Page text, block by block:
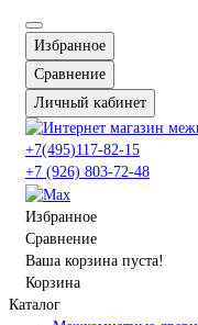
Избранное
Сравнение
Личный кабинет
+7(495)117-82-15
+7 (926) 803-72-48
Избранное
Сравнение
Ваша корзина пуста!
Корзина
Каталог